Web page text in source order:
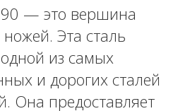
— это вершина
Эта сталь
из самых
и дорогих сталей
Она предоставляет